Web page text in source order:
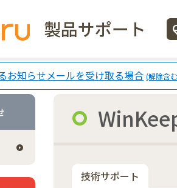
製品サポート
お知らせメールを受け取る場合 (解除含
技術サポート